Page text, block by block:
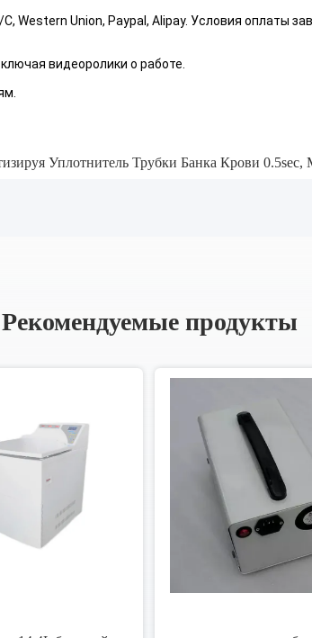
Western Union, Paypal, Alipay. Условия оплаты
видеоролики о работе.
Уплотнитель Трубки Банка Крови 0.5sec,
Рекомендуемые продукты